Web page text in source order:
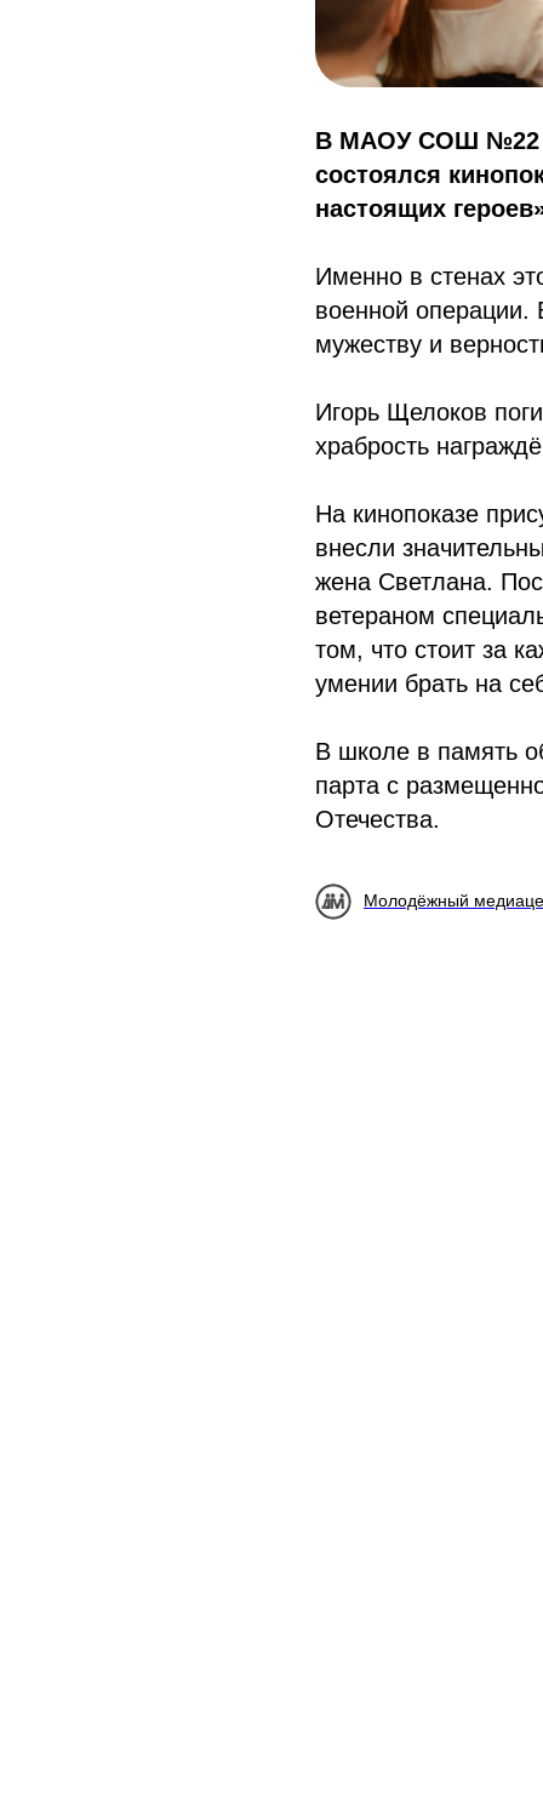
В МАОУ СОШ №22
состоялся
настоящих
Именно в стенах
военной операции.
мужеству и
Игорь Щелоков
храбрость
На кинопоказе
внесли
жена Светлана.
ветераном
том, что стоит за
умении брать на
В школе в память
парта с
Отечества.
Молодёжный